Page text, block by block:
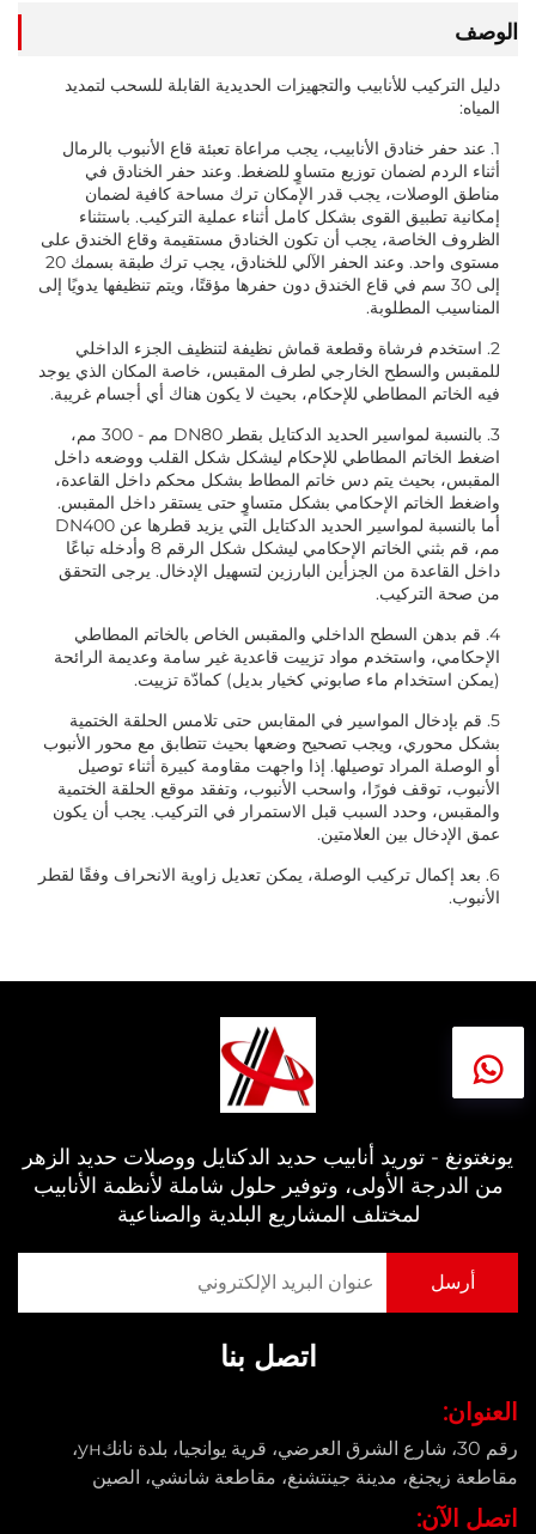
الوصف
دليل التركيب للأنابيب والتجهيزات الحديدية القابلة للسحب لتمديد
المياه:
1. عند حفر خنادق الأنابيب، يجب مراعاة تعبئة قاع الأنبوب بالرمال
أثناء الردم لضمان توزيع متساوٍ للضغط. وعند حفر الخنادق في
مناطق الوصلات، يجب قدر الإمكان ترك مساحة كافية لضمان
إمكانية تطبيق القوى بشكل كامل أثناء عملية التركيب. باستثناء
الظروف الخاصة، يجب أن تكون الخنادق مستقيمة وقاع الخندق على
مستوى واحد. وعند الحفر الآلي للخنادق، يجب ترك طبقة بسمك 20
إلى 30 سم في قاع الخندق دون حفرها مؤقتًا، ويتم تنظيفها يدويًا إلى
المناسيب المطلوبة.
2. استخدم فرشاة وقطعة قماش نظيفة لتنظيف الجزء الداخلي
للمقبس والسطح الخارجي لطرف المقبس، خاصة المكان الذي يوجد
فيه الخاتم المطاطي للإحكام، بحيث لا يكون هناك أي أجسام غريبة.
3. بالنسبة لمواسير الحديد الدكتايل بقطر DN80 مم - 300 مم،
اضغط الخاتم المطاطي للإحكام ليشكل شكل القلب ووضعه داخل
المقبس، بحيث يتم دس خاتم المطاط بشكل محكم داخل القاعدة،
واضغط الخاتم الإحكامي بشكل متساوٍ حتى يستقر داخل المقبس.
أما بالنسبة لمواسير الحديد الدكتايل التي يزيد قطرها عن DN400
مم، قم بثني الخاتم الإحكامي ليشكل شكل الرقم 8 وأدخله تباعًا
داخل القاعدة من الجزأين البارزين لتسهيل الإدخال. يرجى التحقق
من صحة التركيب.
4. قم بدهن السطح الداخلي والمقبس الخاص بالخاتم المطاطي
الإحكامي، واستخدم مواد تزييت قاعدية غير سامة وعديمة الرائحة
(يمكن استخدام ماء صابوني كخيار بديل) كمادّة تزييت.
5. قم بإدخال المواسير في المقابس حتى تلامس الحلقة الختمية
بشكل محوري، ويجب تصحيح وضعها بحيث تتطابق مع محور الأنبوب
أو الوصلة المراد توصيلها. إذا واجهت مقاومة كبيرة أثناء توصيل
الأنبوب، توقف فورًا، واسحب الأنبوب، وتفقد موقع الحلقة الختمية
والمقبس، وحدد السبب قبل الاستمرار في التركيب. يجب أن يكون
عمق الإدخال بين العلامتين.
6. بعد إكمال تركيب الوصلة، يمكن تعديل زاوية الانحراف وفقًا لقطر
الأنبوب.
يونغتونغ - توريد أنابيب حديد الدكتايل ووصلات حديد الزهر
من الدرجة الأولى، وتوفير حلول شاملة لأنظمة الأنابيب
لمختلف المشاريع البلدية والصناعية
اتصل بنا
العنوان:
رقم 30، شارع الشرق العرضي، قرية يوانجيا، بلدة نانكун،
مقاطعة زيجنغ، مدينة جينتشنغ، مقاطعة شانشي، الصين
اتصل الآن: